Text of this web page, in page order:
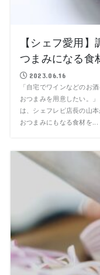
【シェフ愛用
つまみになる食
2023.06.16
「自宅でワインなどのお
おつまみを用意したい。
は、シェフレピ店長の山
おつまみにもなる食材を...